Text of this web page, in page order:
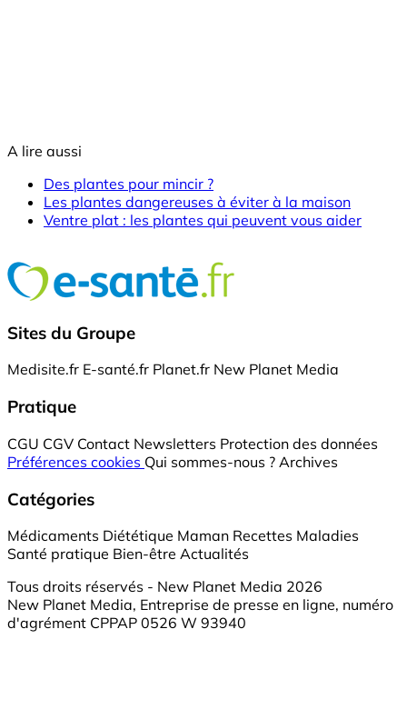
A lire aussi
Des plantes pour mincir ?
Les plantes dangereuses à éviter à la maison
Ventre plat : les plantes qui peuvent vous aider
Sites du Groupe
Medisite.fr E-santé.fr Planet.fr New Planet Media
Pratique
CGU CGV Contact Newsletters Protection des données
Préférences cookies Qui sommes-nous ? Archives
Catégories
Médicaments Diététique Maman Recettes Maladies
Santé pratique Bien-être Actualités
Tous droits réservés - New Planet Media 2026
New Planet Media, Entreprise de presse en ligne, numéro
d'agrément CPPAP 0526 W 93940